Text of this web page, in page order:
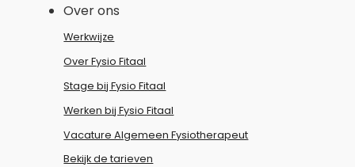
Over ons
Werkwijze
Over Fysio Fitaal
Stage bij Fysio Fitaal
Werken bij Fysio Fitaal
Vacature Algemeen Fysiotherapeut
Bekijk de tarieven